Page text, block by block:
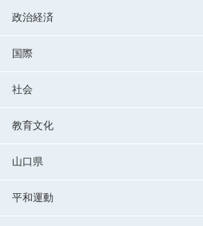
政治経済
国際
社会
教育文化
山口県
平和運動